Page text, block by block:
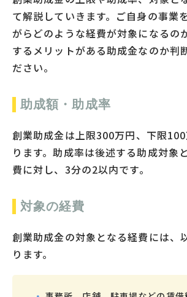
て解説していきます。ご自身の事業
がらどのような経費が対象になるの
するメリットがある助成金なのか判
ださい。
助成額・助成率
創業助成金は上限300万円、下限
ります。助成率は後述する助成対象
費に対し、3分の2以内です。
対象の経費
創業助成金の対象となる経費には、
ります。